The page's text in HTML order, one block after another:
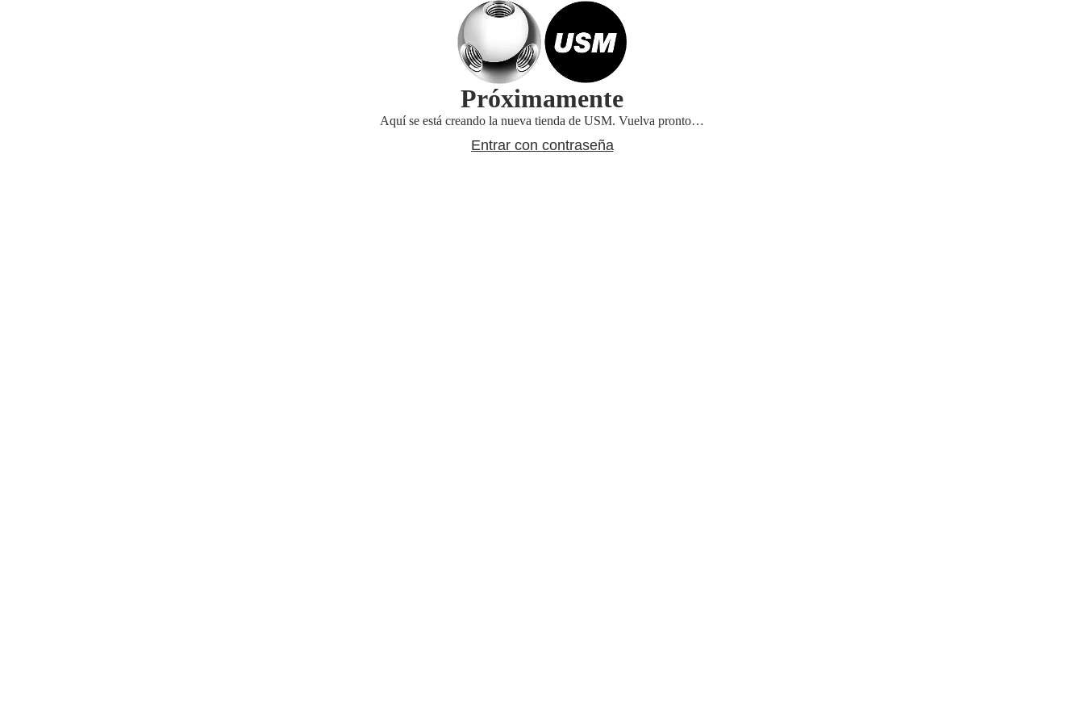
Próximamente
Aquí se está creando la nueva tienda de USM. Vuelva pronto…
Entrar con contraseña